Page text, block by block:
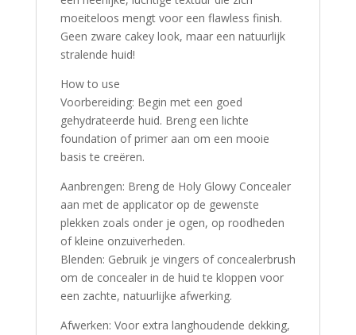
moeiteloos mengt voor een flawless finish.
Geen zware cakey look, maar een natuurlijk
stralende huid!
How to use
Voorbereiding: Begin met een goed
gehydrateerde huid. Breng een lichte
foundation of primer aan om een mooie
basis te creëren.
Aanbrengen: Breng de Holy Glowy Concealer
aan met de applicator op de gewenste
plekken zoals onder je ogen, op roodheden
of kleine onzuiverheden.
Blenden: Gebruik je vingers of concealerbrush
om de concealer in de huid te kloppen voor
een zachte, natuurlijke afwerking.
Afwerken: Voor extra langhoudende dekking,